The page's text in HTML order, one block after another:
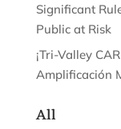
Significant
Public at Risk
¡Tri-Valley
Amplificación
All